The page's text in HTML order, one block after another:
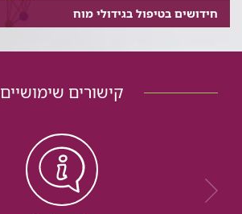
חידושים בטיפול בגידולי מוח
קישורים שימושיים